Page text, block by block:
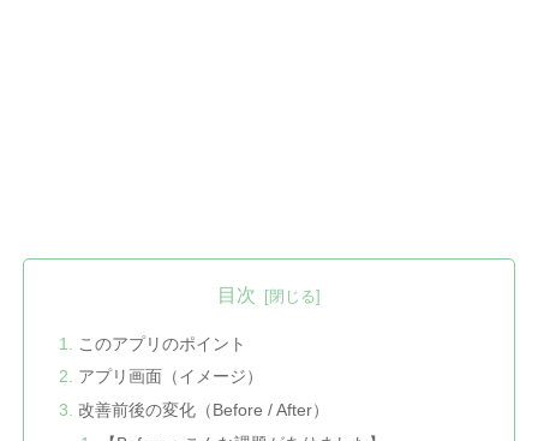
目次
このアプリのポイント
アプリ画面（イメージ）
改善前後の変化（Before / After）